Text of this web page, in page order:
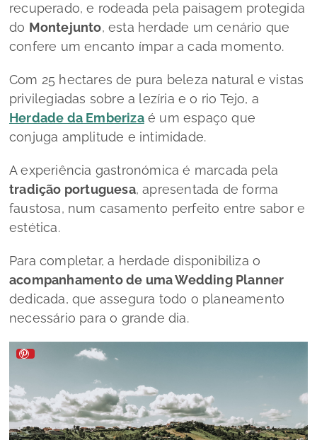
recuperado, e rodeada pela paisagem protegida
do Montejunto, esta herdade um cenário que
confere um encanto ímpar a cada momento.
Com 25 hectares de pura beleza natural e vistas
privilegiadas sobre a lezíria e o rio Tejo, a
Herdade da Emberizaé um espaço que
conjuga amplitude e intimidade.
A experiência gastronómica é marcada pela
tradição portuguesa, apresentada de forma
faustosa, num casamento perfeito entre sabor e
estética.
Para completar, a herdade disponibiliza o
acompanhamento de uma Wedding Planner
dedicada, que assegura todo o planeamento
necessário para o grande dia.